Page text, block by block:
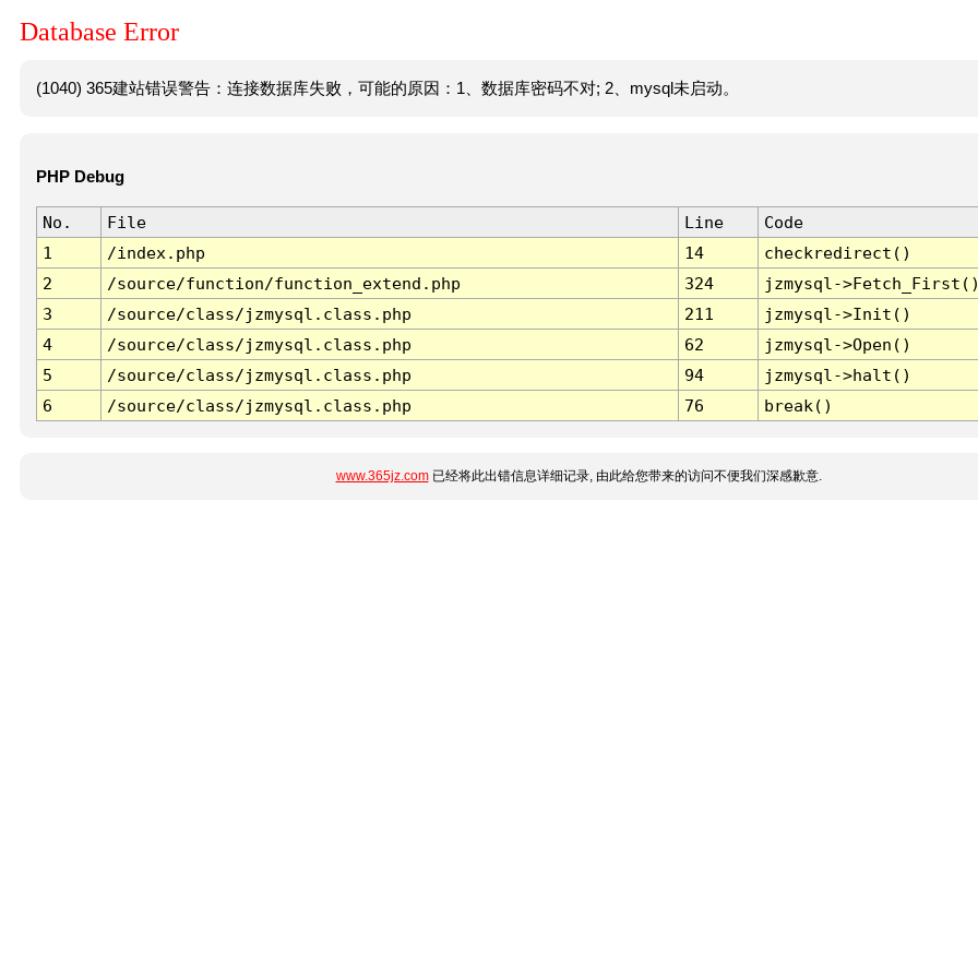
Database Error
(1040) 365建站错误警告：连接数据库失败，可能的原因：1、数据库密码不对; 2、mysql未启动。
PHP Debug
No. File Line
Code
1
/index.php 14
checkredirect()
2
/source/function/function_extend.php 324
jzmysql-
3
/source/class/jzmysql.class.php 211
jzmysql->Init()
4
/source/class/jzmysql.class.php 62
jzmysql->Open()
5
/source/class/jzmysql.class.php 94
jzmysql->halt()
6
/source/class/jzmysql.class.php 76 break()
www.365jz.com已经将此出错信息详细记录, 由此给您带来的访问不便我们深感歉意.